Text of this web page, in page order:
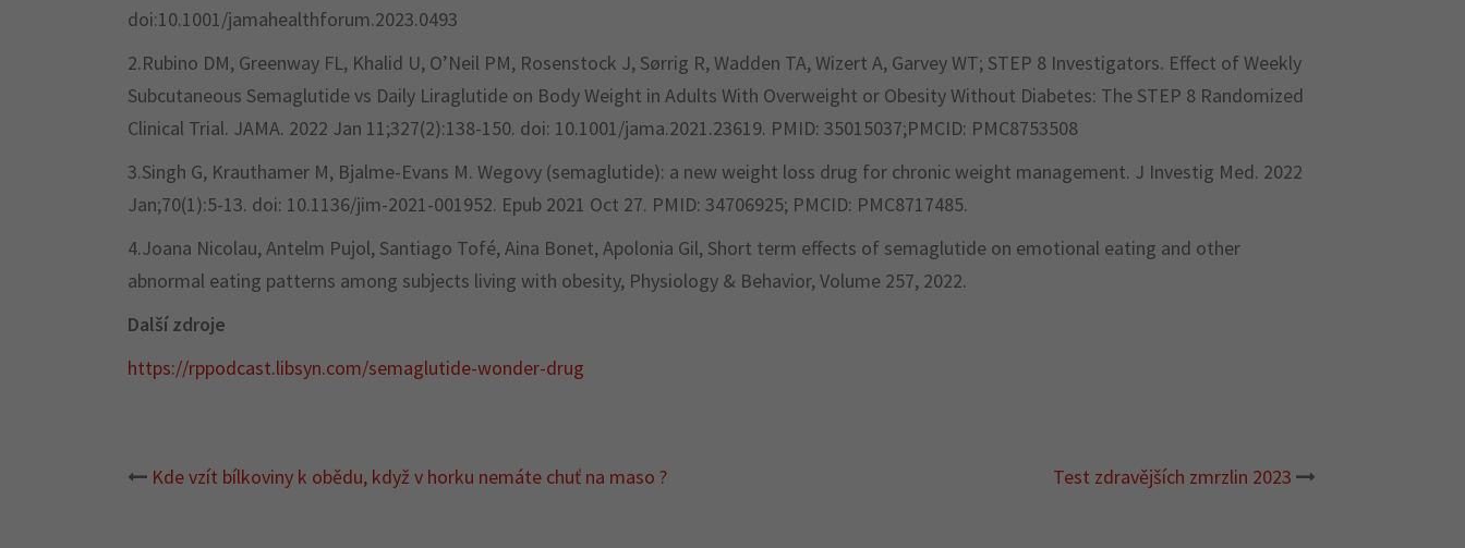
doi:10.1001/jamahealthforum.2023.0493
2.Rubino DM, Greenway FL, Khalid U, O’Neil PM, Rosenstock J, Sørrig R, Wadden TA, Wizert A, Garvey WT; STEP 8 Investigators. Effect of Weekly
Subcutaneous Semaglutide vs Daily Liraglutide on Body Weight in Adults With Overweight or Obesity Without Diabetes: The STEP 8 Randomized
Clinical Trial. JAMA. 2022 Jan 11;327(2):138-150. doi: 10.1001/jama.2021.23619. PMID: 35015037;PMCID: PMC8753508
3.Singh G, Krauthamer M, Bjalme-Evans M. Wegovy (semaglutide): a new weight loss drug for chronic weight management. J Investig Med. 2022
Jan;70(1):5-13. doi: 10.1136/jim-2021-001952. Epub 2021 Oct 27. PMID: 34706925; PMCID: PMC8717485.
4.Joana Nicolau, Antelm Pujol, Santiago Tofé, Aina Bonet, Apolonia Gil, Short term effects of semaglutide on emotional eating and other
abnormal eating patterns among subjects living with obesity, Physiology & Behavior, Volume 257, 2022.
Další zdroje
https://rppodcast.libsyn.com/semaglutide-wonder-drug
Post
Kde vzít bílkoviny k obědu, když v horku nemáte chuť na maso ? Test zdravějších zmrzlin 2023